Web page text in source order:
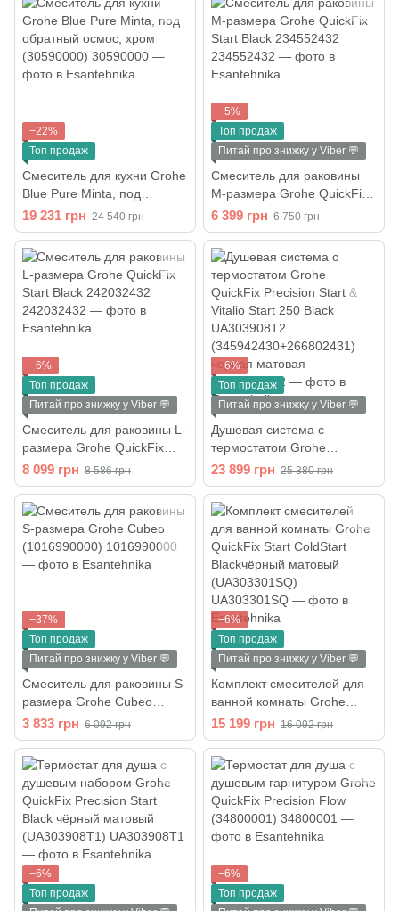
−22%
Топ продаж
Смеситель для кухни Grohe
Blue Pure Minta, под
обратный осмос, хром
(30590000)
19 231 грн 24 540 грн
−5%
Топ продаж
Питай про знижку у Viber 💬
Смеситель для раковины
M-размера Grohe QuickFix
Start Black 234552432
6 399 грн 6 750 грн
−6%
Топ продаж
Питай про знижку у Viber 💬
Смеситель для раковины L-
размера Grohe QuickFix
Start Black 242032432
8 099 грн 8 586 грн
−6%
Топ продаж
Питай про знижку у Viber 💬
Душевая система с
термостатом Grohe
QuickFix Precision Start &
Vitalio Start 250 Black
UA303908T2
(345942430+266802431)
черная матовая
23 899 грн 25 380 грн
−37%
Топ продаж
Питай про знижку у Viber 💬
Смеситель для раковины S-
размера Grohe Cubeo
(1016990000)
3 833 грн 6 092 грн
−6%
Топ продаж
Питай про знижку у Viber 💬
Комплект смесителей для
ванной комнаты Grohe
QuickFix Start ColdStart
Blackчёрный матовый
(UA303301SQ)
15 199 грн 16 092 грн
−6%
Топ продаж
−6%
Топ продаж